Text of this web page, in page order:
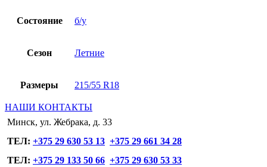
Состояние б/у
Сезон Летние
Размеры 215/55 R18
НАШИ КОНТАКТЫ
Минск, ул. Жебрака, д. 33
ТЕЛ: +375 29 630 53 13 +375 29 661 34 28
ТЕЛ: +375 29 133 50 66 +375 29 630 53 33